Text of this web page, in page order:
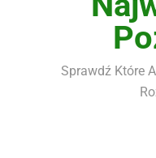
Wysokiej
Sprawdź Które